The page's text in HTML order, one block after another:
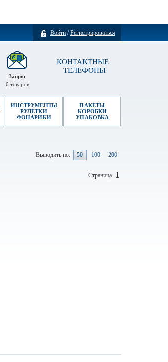
Войти /Регистрироваться
КОНТАКТНЫЕ
ТЕЛЕФОНЫ
Запрос
0 товаров
ИНСТРУМЕНТЫ
РУЛЕТКИ
ФОНАРИКИ
ПАКЕТЫ
КОРОБКИ
УПАКОВКА
Выводить по: 50 100 200
1
Страница